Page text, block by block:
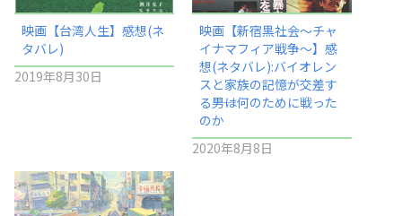
映画【台湾人生】感想(ネ
タバレ)
2019年8月30日
映画【新宿黒社会～チャ
イナマフィア戦争～】感
想(ネタバレ):バイオレン
スと家族の記憶が交差す
る――男は何のために戦った
のか
2020年8月8日